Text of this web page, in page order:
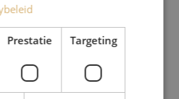
Prestatie Targeting